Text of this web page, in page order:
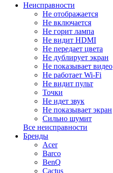
Неисправности
Не отображается
Не включается
Не горит лампа
Не видит HDMI
Не передает цвета
Не дублирует экран
Не показывает видео
Не работает Wi-Fi
Не видит пульт
Точки
Не идет звук
Не показывает экран
Сильно шумит
Все неисправности
Бренды
Acer
Barco
BenQ
Cactus